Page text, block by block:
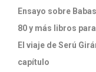
Ensayo sobre
80 y más libros
El viaje de Serú
capítulo